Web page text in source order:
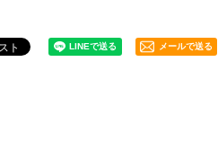
メールで送る